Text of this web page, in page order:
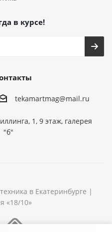
в курсе!
tekamartmag@mail.ru
1, 9 этаж, галерея
"б"
в Екатеринбурге |
«18/10»